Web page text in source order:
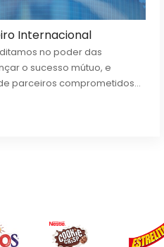
Internacional
no poder das
o sucesso mútuo, e
parceiros comprometidos